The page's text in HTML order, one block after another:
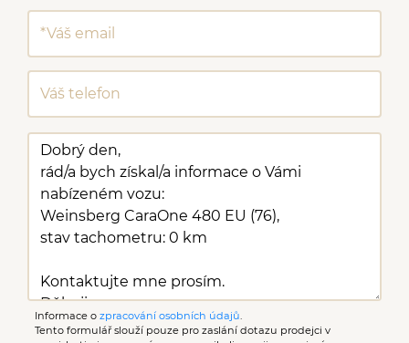
Informace o zpracování osobních údajů
Tento formulář slouží pouze pro zaslání dotazu prodejci v